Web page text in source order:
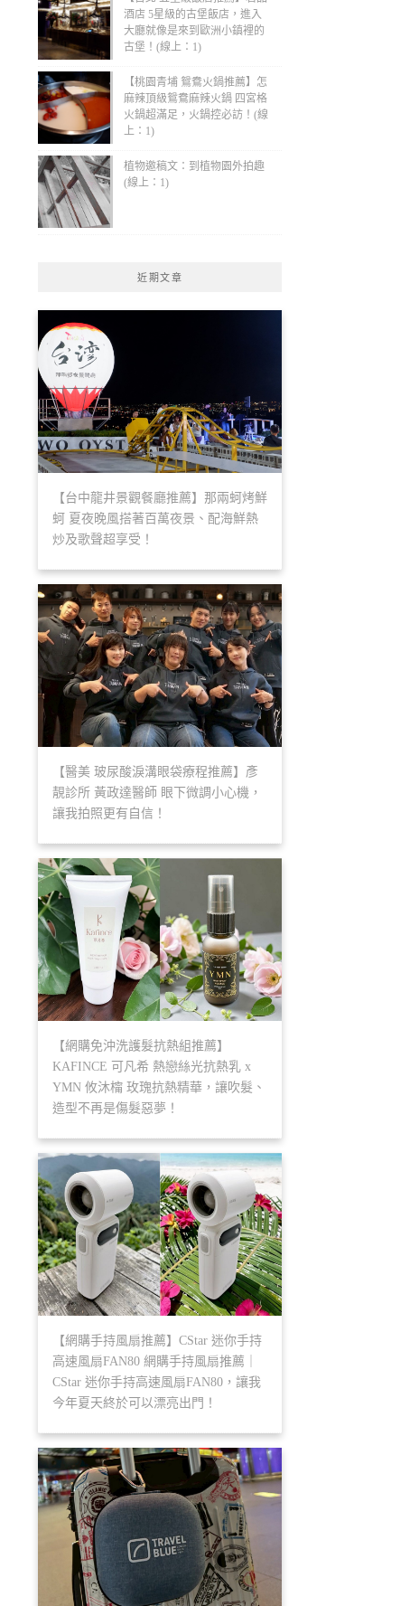
酒店 5星級的古堡飯店，進入
大廳就像是來到歐洲小鎮裡的
古堡！(線上：1)
【桃園青埔 鴛鴦火鍋推薦】怎
麻辣頂級鴛鴦麻辣火鍋 四宮格
火鍋超滿足，火鍋控必訪！(線
上：1)
植物邀稿文：到植物園外拍趣
(線上：1)
近期文章
【台中龍井景觀餐廳推薦】那兩蚵烤鮮
蚵 夏夜晚風搭著百萬夜景、配海鮮熱
炒及歌聲超享受！
【醫美 玻尿酸淚溝眼袋療程推薦】彥
靚診所 黃政達醫師 眼下微調小心機，
讓我拍照更有自信！
【網購免沖洗護髮抗熱組推薦】
KAFINCE 可凡希 熱戀絲光抗熱乳 x
YMN 攸沐橣 玫瑰抗熱精華，讓吹髮、
造型不再是傷髮惡夢！
【網購手持風扇推薦】CStar 迷你手持
高速風扇FAN80 網購手持風扇推薦｜
CStar 迷你手持高速風扇FAN80，讓我
今年夏天終於可以漂亮出門！